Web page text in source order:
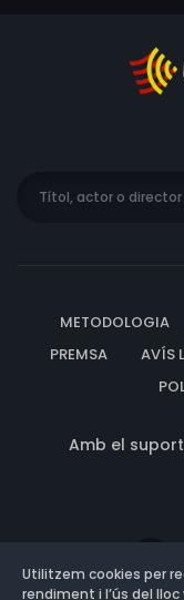
METODOLOGIA
PREMSA
AVÍS
Amb el
Utilitzem cookies per
rendiment i l’ús del